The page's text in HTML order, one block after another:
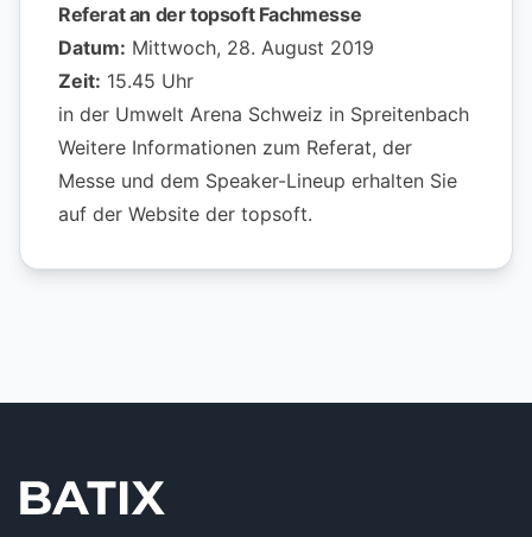
Referat an der topsoft Fachmesse
Datum: Mittwoch, 28. August 2019
Zeit: 15.45 Uhr
in der Umwelt Arena Schweiz in Spreitenbach
Weitere Informationen zum Referat, der
Messe und dem Speaker-Lineup erhalten Sie
auf der Website der topsoft.